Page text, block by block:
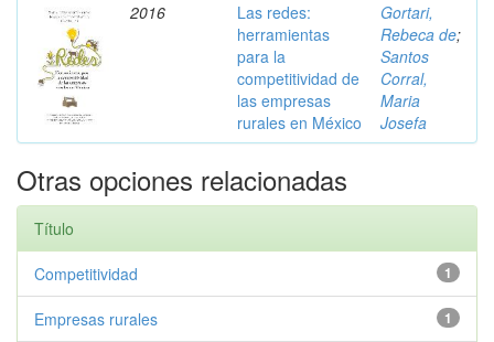
2016
Las redes:
herramientas
para la
competitividad de
las empresas
rurales en México
Gortari,
Rebeca de;
Santos
Corral,
Maria
Josefa
Otras opciones relacionadas
Título
1
Competitividad
1
Empresas rurales